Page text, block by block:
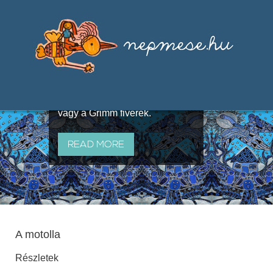
útján terjedő elbeszélésekből,
melyeket olyan ismert gyűjtők
állítottak össze, mint Benedek
vagy a Grimm fivérek.
READ MORE
A motolla
Részletek